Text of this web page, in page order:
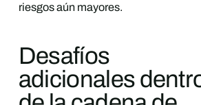
riesgos aún mayores.
Desafíos
adicionales